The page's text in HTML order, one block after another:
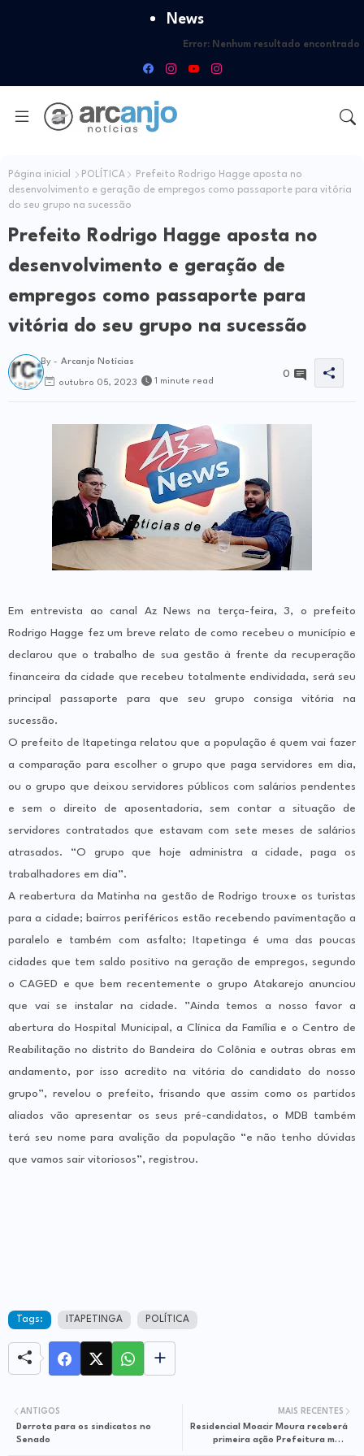
News
Error: Nenhum resultado encontrado
Página inicial POLÍTICA
Prefeito Rodrigo Hagge aposta no
desenvolvimento e geração de empregos como passaporte para vitória
do seu grupo na sucessão
Prefeito Rodrigo Hagge aposta no
desenvolvimento e geração de
empregos como passaporte para
vitória do seu grupo na sucessão
By - Arcanjo Notícias
outubro 05, 2023 1 minute read
0
Em entrevista ao canal Az News na terça-feira, 3, o prefeito
Rodrigo Hagge fez um breve relato de como recebeu o município e
declarou que o trabalho de sua gestão à frente da recuperação
financeira da cidade que recebeu totalmente endividada, será seu
principal passaporte para que seu grupo consiga vitória na
sucessão.
O prefeito de Itapetinga relatou que a população é quem vai fazer
a comparação para escolher o grupo que paga servidores em dia,
ou o grupo que deixou servidores públicos com salários pendentes
e sem o direito de aposentadoria, sem contar a situação de
servidores contratados que estavam com sete meses de salários
atrasados. “O grupo que hoje administra a cidade, paga os
trabalhadores em dia”.
A reabertura da Matinha na gestão de Rodrigo trouxe os turistas
para a cidade; bairros periféricos estão recebendo pavimentação a
paralelo e também com asfalto; Itapetinga é uma das poucas
cidades que tem saldo positivo na geração de empregos, segundo
o CAGED e que bem recentemente o grupo Atakarejo anunciou
que vai se instalar na cidade. ”Ainda temos a nosso favor a
abertura do Hospital Municipal, a Clínica da Família e o Centro de
Reabilitação no distrito do Bandeira do Colônia e outras obras em
andamento, por isso acredito na vitória do candidato do nosso
grupo”, revelou o prefeito, frisando que assim como os partidos
aliados vão apresentar os seus pré-candidatos, o MDB também
terá seu nome para avalição da população “e não tenho dúvidas
que vamos sair vitoriosos”, registrou.
Tags: ITAPETINGA POLÍTICA
MAIS RECENTES
Residencial Moacir Moura receberá
primeira ação Prefeitura mais
ANTIGOS
Derrota para os sindicatos no
Senado